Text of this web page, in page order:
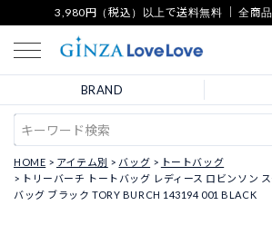
3,980円（税込）以上で送料無料 ｜ 全商
BRAND
HOME アイテム別 バッグ
トートバッグ
トリーバーチ トートバッグ レディース ロビンソン
バッグ ブラック TORY BURCH 143194 001 BLACK